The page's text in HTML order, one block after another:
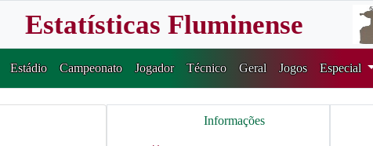
Estatísticas Fluminense
Estádio Campeonato Jogador Técnico Geral Jogos Especial
Informações